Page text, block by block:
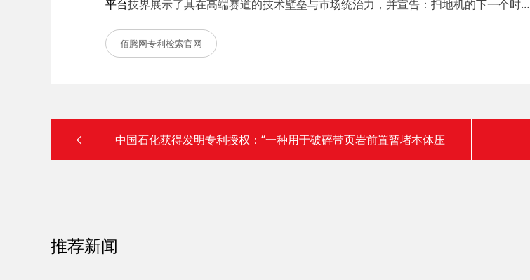
平台技界展示了其在高端赛道的技术壁垒与市场统治力，并宣告：扫地机的下一个时…
佰腾网专利检索官网
中国石化获得发明专利授权：“一种用于破碎带页岩前置暂堵本体压
推荐新闻